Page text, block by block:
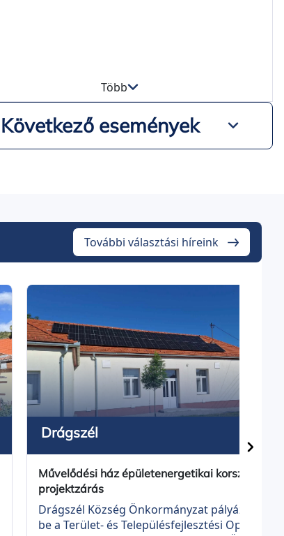
Több
Következő események
További választási híreink
Drágszél
Művelődési ház épületenergetikai
projektzárás
Drágszél Község Önkormányzat pályázatot
be a Terület- és Településfejlesztési Operatív